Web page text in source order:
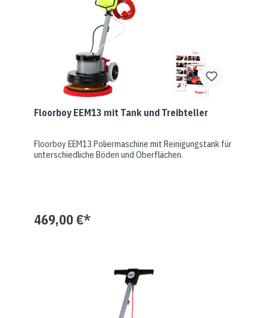
Floorboy EEM13 mit Tank und Treibteller
Floorboy EEM13 Poliermaschine mit Reinigungstank für
unterschiedliche Böden und Oberflächen.
469,00 €*